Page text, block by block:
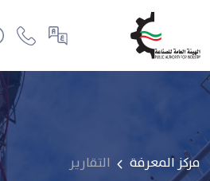
مركز المعرفة التقارير